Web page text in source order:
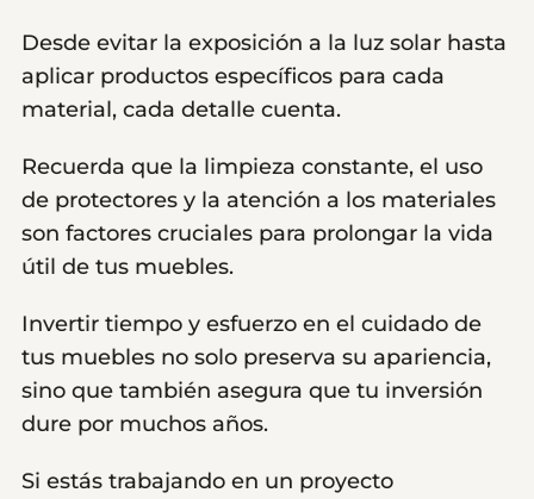
Desde evitar la exposición a la luz solar hasta
aplicar productos específicos para cada
material, cada detalle cuenta.
Recuerda que la limpieza constante, el uso
de protectores y la atención a los materiales
son factores cruciales para prolongar la vida
útil de tus muebles.
Invertir tiempo y esfuerzo en el cuidado de
tus muebles no solo preserva su apariencia,
sino que también asegura que tu inversión
dure por muchos años.
Si estás trabajando en un proyecto